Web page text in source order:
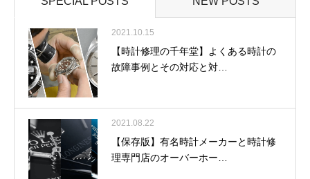
2021.10.15
【時計修理の千年堂】よくある時計の
故障事例とその対応と対…
2021.08.22
【保存版】有名時計メーカーと時計修
理専門店のオーバーホー…